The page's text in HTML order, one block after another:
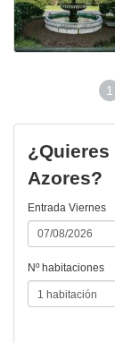
1
Azores?
Entrada Viernes
Nº habitaciones